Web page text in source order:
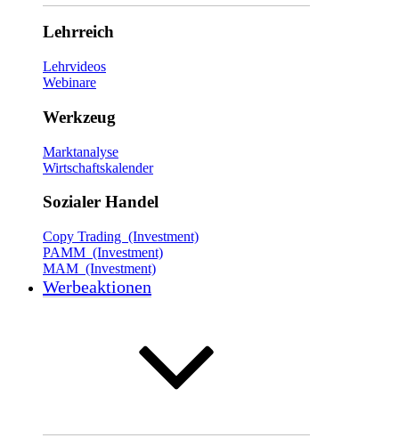
Lehrreich
Lehrvideos
Webinare
Werkzeug
Marktanalyse
Wirtschaftskalender
Sozialer Handel
Copy Trading (Investment)
PAMM (Investment)
MAM (Investment)
Werbeaktionen